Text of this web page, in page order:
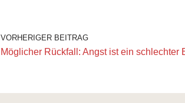
VORHERIGER BEITRAG
Möglicher Rückfall: Angst ist ein schlechter